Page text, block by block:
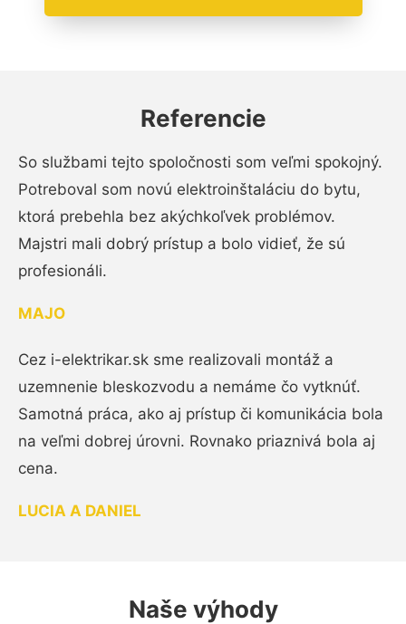
Referencie
So službami tejto spoločnosti som veľmi spokojný.
Potreboval som novú elektroinštaláciu do bytu,
ktorá prebehla bez akýchkoľvek problémov.
Majstri mali dobrý prístup a bolo vidieť, že sú
profesionáli.
MAJO
Cez i-elektrikar.sk sme realizovali montáž a
uzemnenie bleskozvodu a nemáme čo vytknúť.
Samotná práca, ako aj prístup či komunikácia bola
na veľmi dobrej úrovni. Rovnako priaznivá bola aj
cena.
LUCIA A DANIEL
Naše výhody